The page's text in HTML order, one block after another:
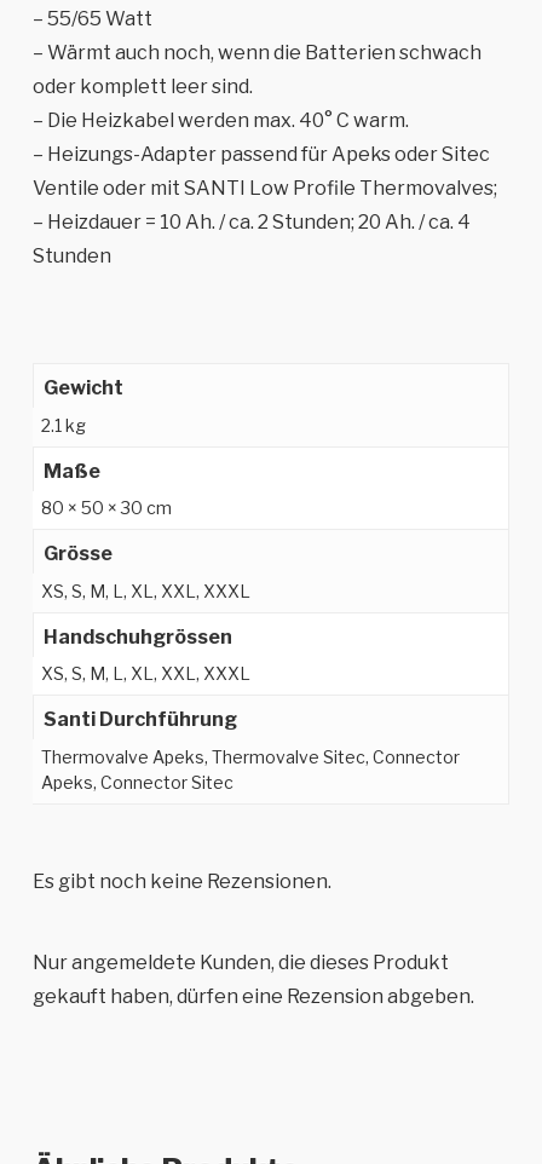
– 55/65 Watt
– Wärmt auch noch, wenn die Batterien schwach
oder komplett leer sind.
– Die Heizkabel werden max. 40° C warm.
– Heizungs-Adapter passend für Apeks oder Sitec
Ventile oder mit SANTI Low Profile Thermovalves;
– Heizdauer = 10 Ah. / ca. 2 Stunden; 20 Ah. / ca. 4
Stunden
Gewicht
2.1 kg
Maße
80 × 50 × 30 cm
Grösse
XS, S, M, L, XL, XXL, XXXL
Handschuhgrössen
XS, S, M, L, XL, XXL, XXXL
Santi Durchführung
Thermovalve Apeks, Thermovalve Sitec, Connector
Apeks, Connector Sitec
Es gibt noch keine Rezensionen.
Nur angemeldete Kunden, die dieses Produkt
gekauft haben, dürfen eine Rezension abgeben.